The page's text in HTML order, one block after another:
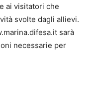
ai visitatori che
svolte dagli allievi.
sarà
necessarie per